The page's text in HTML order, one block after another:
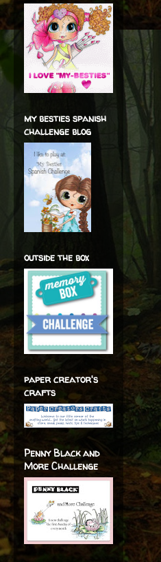
my besties spanish
challenge blog
outside the box
paper creator's
crafts
Penny Black and
More Challenge